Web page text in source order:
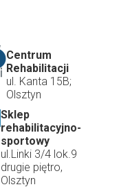
Centrum
Rehabilitacji
ul. Kanta 15B;
Olsztyn
Sklep
rehabilitacyjno-
sportowy
ul.Linki 3/4 lok.9
drugie piętro,
Olsztyn